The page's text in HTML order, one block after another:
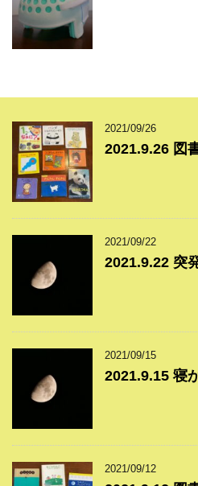
2021/09/26
2021.9.26 図
2021/09/22
2021.9.22 突
2021/09/15
2021.9.15 寝
2021/09/12